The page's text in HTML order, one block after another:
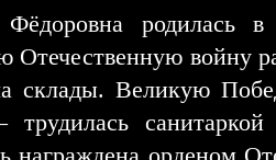
Фёдоровна родилась
Отечественную войну
склады. Великую
трудилась